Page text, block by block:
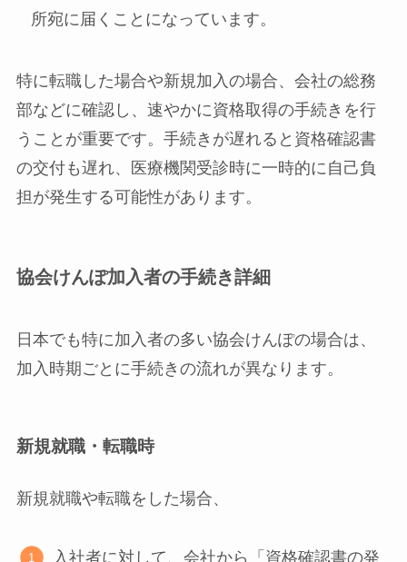
所宛に届くことになっています。
特に転職した場合や新規加入の場合、会社の総務
部などに確認し、速やかに資格取得の手続きを行
うことが重要です。手続きが遅れると資格確認書
の交付も遅れ、医療機関受診時に一時的に自己負
担が発生する可能性があります。
協会けんぽ加入者の手続き詳細
日本でも特に加入者の多い協会けんぽの場合は、
加入時期ごとに手続きの流れが異なります。
新規就職・転職時
新規就職や転職をした場合、
入社者に対して、会社から「資格確認書の発